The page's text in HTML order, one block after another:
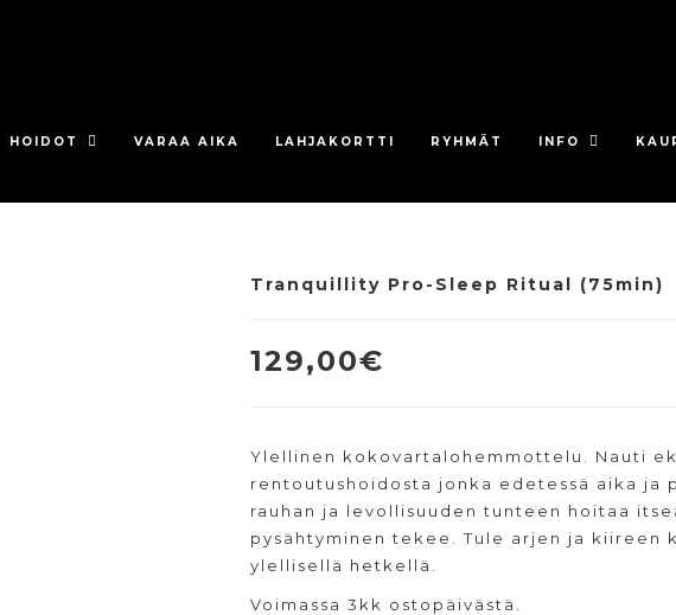
HOIDOT VARAA AIKA LAHJAKORTTI RYHMÄT INFO
Tranquillity Pro-Sleep Ritual (75min)
129,00€
Ylellinen kokovartalohemmottelu. Nauti
rentoutushoidosta jonka edetessä aika ja
rauhan ja levollisuuden tunteen hoitaa
pysähtyminen tekee. Tule arjen ja kiireen
ylellisellä hetkellä.
Voimassa 3kk ostopäivästä.